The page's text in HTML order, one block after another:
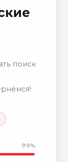
поиск
99%